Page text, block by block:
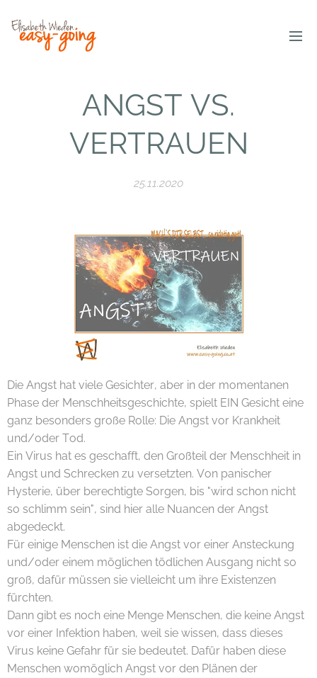
ANGST VS.
VERTRAUEN
25.11.2020
Die Angst hat viele Gesichter, aber in der momentanen
Phase der Menschheitsgeschichte, spielt EIN Gesicht eine
ganz besonders große Rolle: Die Angst vor Krankheit
und/oder Tod.
Ein Virus hat es geschafft, den Großteil der Menschheit in
Angst und Schrecken zu versetzten. Von panischer
Hysterie, über berechtigte Sorgen, bis "wird schon nicht
so schlimm sein", sind hier alle Nuancen der Angst
abgedeckt.
Für einige Menschen ist die Angst vor einer Ansteckung
und/oder einem möglichen tödlichen Ausgang nicht so
groß, dafür müssen sie vielleicht um ihre Existenzen
fürchten.
Dann gibt es noch eine Menge Menschen, die keine Angst
vor einer Infektion haben, weil sie wissen, dass dieses
Virus keine Gefahr für sie bedeutet. Dafür haben diese
Menschen womöglich Angst vor den Plänen der